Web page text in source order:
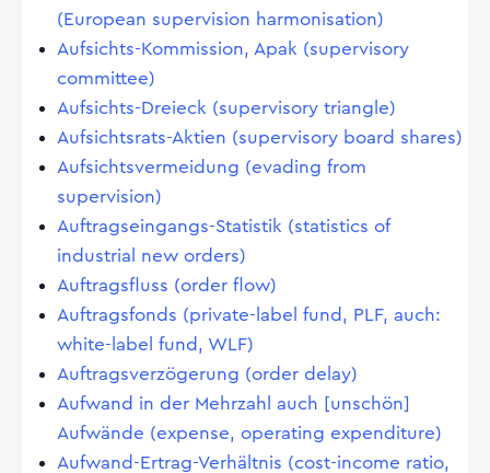
(European supervision harmonisation)
Aufsichts-Kommission, Apak (supervisory
committee)
Aufsichts-Dreieck (supervisory triangle)
Aufsichtsrats-Aktien (supervisory board shares)
Aufsichtsvermeidung (evading from
supervision)
Auftragseingangs-Statistik (statistics of
industrial new orders)
Auftragsfluss (order flow)
Auftragsfonds (private-label fund, PLF, auch:
white-label fund, WLF)
Auftragsverzögerung (order delay)
Aufwand in der Mehrzahl auch [unschön]
Aufwände (expense, operating expenditure)
Aufwand-Ertrag-Verhältnis (cost-income ratio,